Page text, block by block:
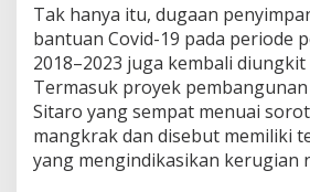
Tak hanya itu, dugaan
bantuan Covid-19 pada periode
2018–2023 juga kembali
Termasuk proyek
Sitaro yang sempat menuai
mangkrak dan disebut memiliki
yang mengindikasikan kerugian